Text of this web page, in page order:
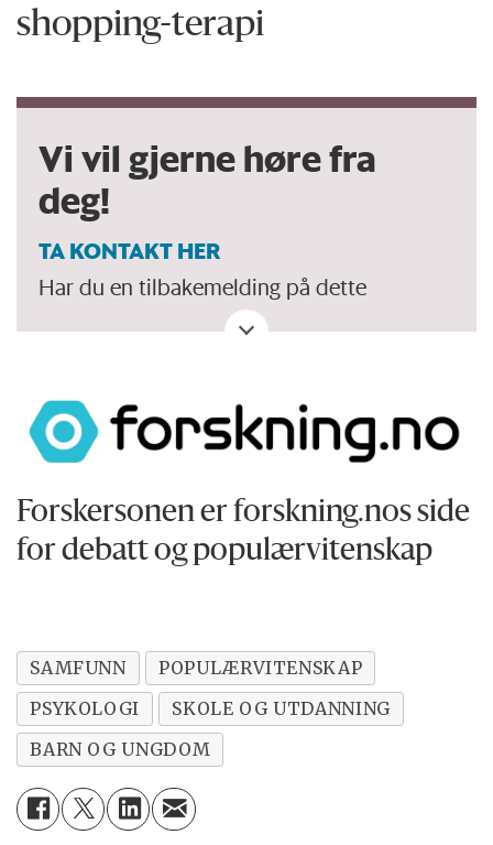
shopping-terapi
Vi vil gjerne høre fra
deg!
TA KONTAKT HER
Har du en tilbakemelding på dette
debattinnlegget. Eller spørsmål, ros eller
tips om en viktig debatt?
Forskersonen er forskning.nos side
for debatt og populærvitenskap
SAMFUNN
POPULÆRVITENSKAP
PSYKOLOGI
SKOLE OG UTDANNING
BARN OG UNGDOM